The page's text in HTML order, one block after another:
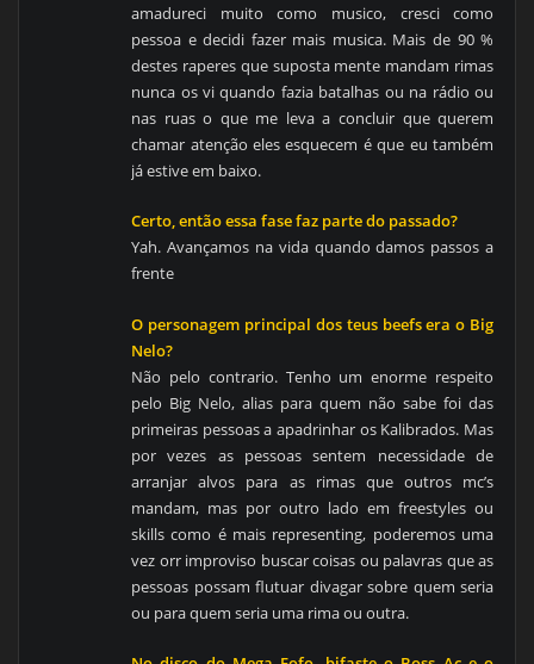
amadureci muito como musico, cresci como
pessoa e decidi fazer mais musica. Mais de 90 %
destes raperes que suposta mente mandam rimas
nunca os vi quando fazia batalhas ou na rádio ou
nas ruas o que me leva a concluir que querem
chamar atenção eles esquecem é que eu também
já estive em baixo.
Certo, então essa fase faz parte do passado?
Yah. Avançamos na vida quando damos passos a
frente
O personagem principal dos teus beefs era o Big
Nelo?
Não pelo contrario. Tenho um enorme respeito
pelo Big Nelo, alias para quem não sabe foi das
primeiras pessoas a apadrinhar os Kalibrados. Mas
por vezes as pessoas sentem necessidade de
arranjar alvos para as rimas que outros mc’s
mandam, mas por outro lado em freestyles ou
skills como é mais representing, poderemos uma
vez orr improviso buscar coisas ou palavras que as
pessoas possam flutuar divagar sobre quem seria
ou para quem seria uma rima ou outra.